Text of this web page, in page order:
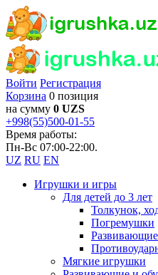
Войти Регистрация
Корзина 0 позиция
на сумму 0 UZS
+998(55)500-01-55
Время работы:
Пн-Вс 07:00-22:00.
UZ RU EN
Игрушки и игры
Для детей до 3 лет
Толкунок,
Погремушки
Мягкие игрушки